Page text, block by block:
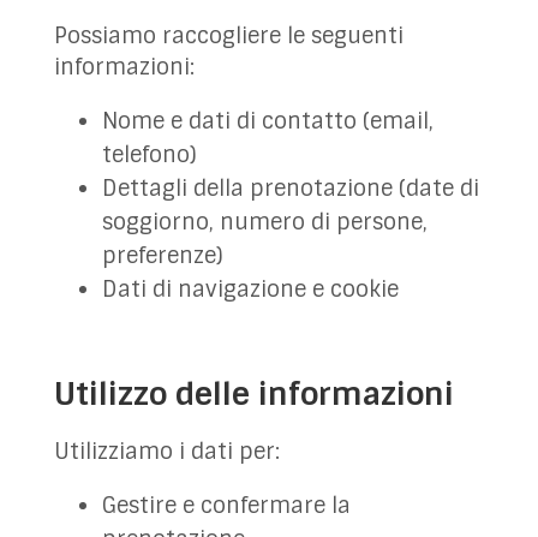
Possiamo raccogliere le seguenti
informazioni:
Nome e dati di contatto (email,
telefono)
Dettagli della prenotazione (date di
soggiorno, numero di persone,
preferenze)
Dati di navigazione e cookie
Utilizzo delle informazioni
Utilizziamo i dati per:
Gestire e confermare la